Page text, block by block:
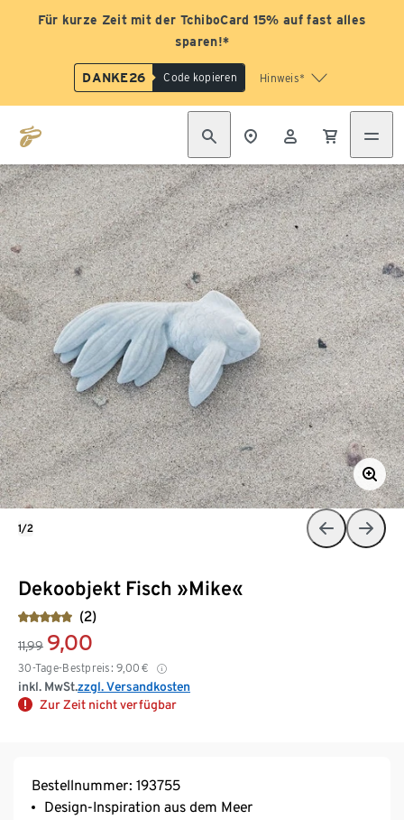
Für kurze Zeit mit der TchiboCard 15% auf fast alles
sparen!*
DANKE26 Code kopieren Hinweis*
Dekoobjekt Fisch »Mike«
(2)
11,99 9,00
30-Tage-Bestpreis: 9,00 €
inkl. MwSt.zzgl. Versandkosten
Zur Zeit nicht verfügbar
1/2
Bestellnummer: 193755
Design-Inspiration aus dem Meer